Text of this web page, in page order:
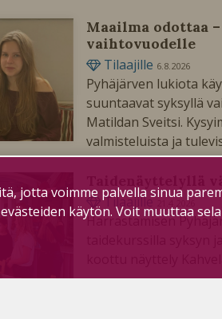
Maailma odottaa
vaihtovuodelle
Tilaajille 6.8.2026
Pyhäjärven lukiota
suuntaavat syksyllä
Matildan Sveitsi.
valmisteluista ja
Tilaajille 21.4.2026
Harrastamisen
jotta voimme palvella sinua
käytön. Voit muuttaa